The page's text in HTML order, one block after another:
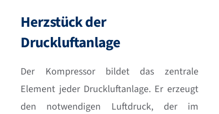
Herzstück der
Druckluftanlage
Der Kompressor bildet das zentrale
Element jeder Druckluftanlage. Er erzeugt
den notwendigen Luftdruck, der im